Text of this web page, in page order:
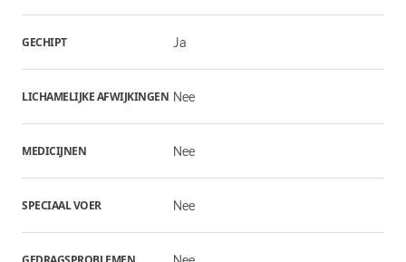
GECHIPT Ja
LICHAMELIJKE AFWIJKINGEN Nee
MEDICIJNEN Nee
SPECIAAL VOER Nee